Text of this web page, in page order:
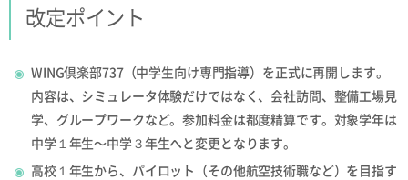
改定ポイント
WING倶楽部737（中学生向け専門指導）を正式に再開します。
内容は、シミュレータ体験だけではなく、会社訪問、整備工場見
学、グループワークなど。参加料金は都度精算です。対象学年は
中学１年生〜中学３年生へと変更となります。
高校１年生から、パイロット（その他航空技術職など）を目指す